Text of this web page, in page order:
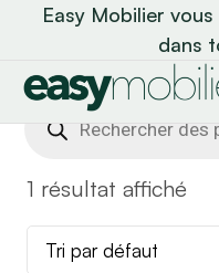
Easy Mobilier
dans
Recherche
de
1 résultat affiché